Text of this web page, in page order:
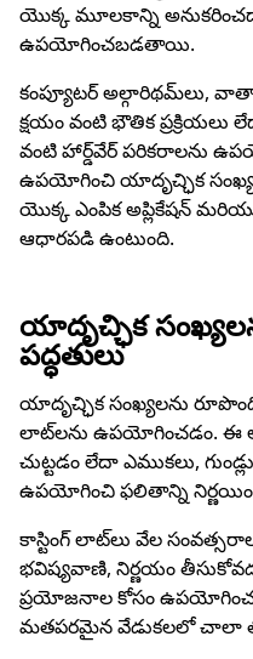
యొక్క మూలకాన్ని
ఉపయోగించబడతాయి.
కంప్యూటర్ అల్గారిథమ్‌లు,
క్షయం వంటి భౌతిక
వంటి హార్డ్‌వేర్ పరికరాలను
ఉపయోగించి యాదృచ్ఛిక
యొక్క ఎంపిక అప్లికేషన్
ఆధారపడి ఉంటుంది.
యాదృచ్ఛిక
పద్ధతులు
యాదృచ్ఛిక సంఖ్యలను
లాట్‌లను ఉపయోగించడం. ఈ
చుట్టడం లేదా ఎముకలు,
ఉపయోగించి ఫలితాన్ని
కాస్టింగ్ లాట్‌లు వేల
భవిష్యవాణి, నిర్ణయం
ప్రయోజనాల కోసం
మతపరమైన వేడుకలలో చాలా